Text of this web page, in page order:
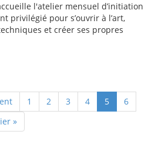
l'atelier mensuel d’initiation
privilégié pour s’ouvrir à l’art,
et créer ses propres
1 2 3 4 5
6
»